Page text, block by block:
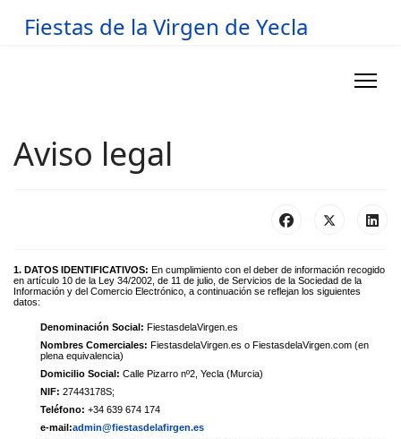
Fiestas de la Virgen de Yecla
Aviso legal
1. DATOS IDENTIFICATIVOS: En cumplimiento con el deber de información recogido
en artículo 10 de la Ley 34/2002, de 11 de julio, de Servicios de la Sociedad de la
Información y del Comercio Electrónico, a continuación se reflejan los siguientes
datos:
Denominación Social: FiestasdelaVirgen.es
Nombres Comerciales: FiestasdelaVirgen.es o FiestasdelaVirgen.com (en
plena equivalencia)
Domicilio Social: Calle Pizarro nº2, Yecla (Murcia)
NIF: 27443178S;
Teléfono: +34 639 674 174
e-mail:admin@fiestasdelafirgen.es